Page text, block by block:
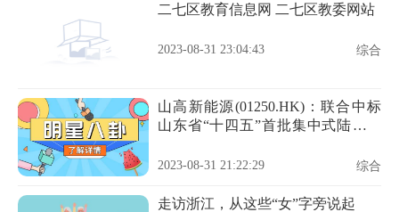
二七区教育信息网 二七区教委网站
2023-08-31 23:04:43 综合
山高新能源(01250.HK)：联合中标
山东省“十四五”首批集中式陆上风
2023-08-31 21:22:29 综合
走访浙江，从这些“女”字旁说起